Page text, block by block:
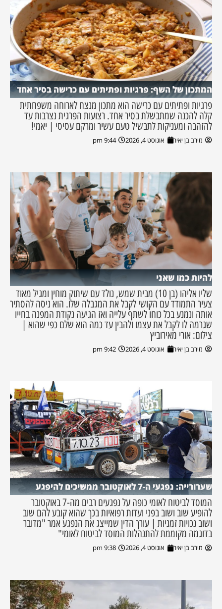
המתכון של השף: פרגיות ופתיתים עם כרישה בסיר אחד
פרגיות ופתיתים עם כרישה הוא מתכון מנצח לארוחה משפחתית
קלה להכנה שמתבשלת בסיר אחד. רצועות הפרגית נצרבות עד
להזהבה ומעניקות לתבשיל טעם עשיר ומרקם עסיסי | יאמי!
מירב בן יאיר אוגוסט 4, 2026 9:44 pm
להיות כמו שאני
שליו אליהו (בן 10) מבית שמש, נולד עם שיתוק מוחין ומגיל מאוד
צעיר התמודד עם הקושי לקבל את המגבלה שלו. הוא ניסה להסתיר
אותה ונמנע בכל כוחו לשתף עלייה ואז הגיעה נקודת המפנה בחייו
שגרמה לו לקבל את עצמו ולהבין עד כמה הוא שלם כפי שהוא |
צילום: אורי מאירוביץ
מירב בן יאיר אוגוסט 4, 2026 9:42 pm
שערורייה: נפגעי ה-7 לאוקטובר ממשיכים להיפגע
המוסד לביטוח לאומי כופה על נפגעים רבים מה-7 באוקטובר
להופיע שוב ושוב בפני ועדות רפואיות בכך שהוא קובע להם שוב
ושוב נכויות זמניות | עורך הדין שמייצג את הנפגע אמר "מדובר
בדוגמה מקוממת להתנהלות המוסד לביטוח לאומי"
מירב בן יאיר אוגוסט 4, 2026 9:38 pm